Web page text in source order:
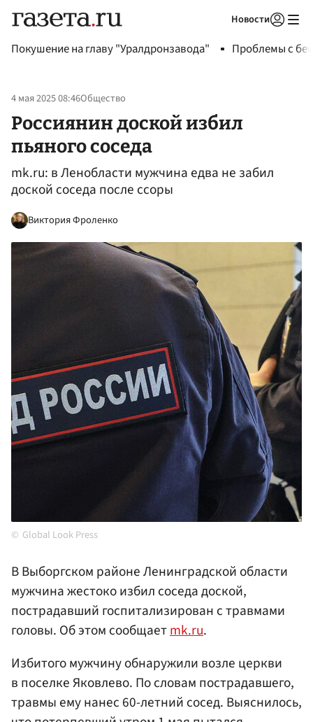
Новости
Покушение на главу "Уралдронзавода" Проблемы с
4 мая 2025 08:46Общество
Россиянин доской избил
пьяного соседа
mk.ru: в Ленобласти мужчина едва не забил
доской соседа после ссоры
Виктория Фроленко
Global Look Press
В Выборгском районе Ленинградской области
мужчина жестоко избил соседа доской,
пострадавший госпитализирован с травмами
головы. Об этом сообщаетmk.ru.
Избитого мужчину обнаружили возле церкви
в поселке Яковлево. По словам пострадавшего,
травмы ему нанес 60-летний сосед. Выяснилось,